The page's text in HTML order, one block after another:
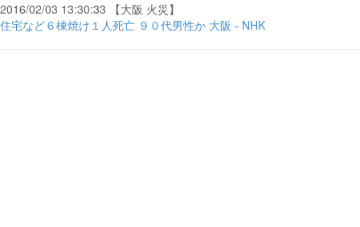
2016/02/03 13:30:33 【大阪 火災】
住宅など６棟焼け１人死亡 ９０代男性か 大阪 - NHK